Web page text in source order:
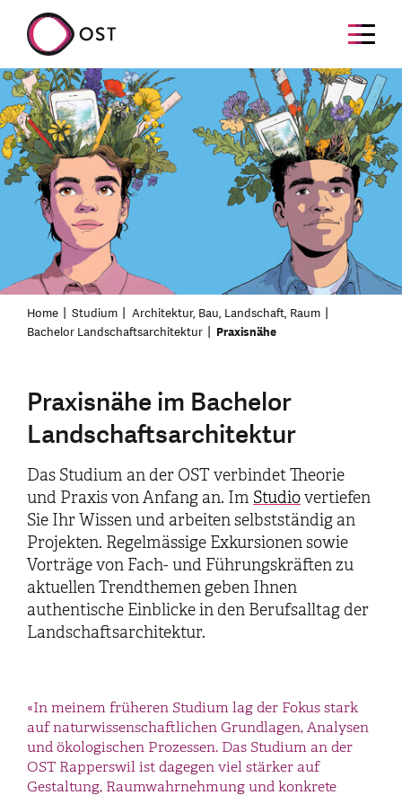
Home Studium
Architektur, Bau, Landschaft, Raum
Bachelor Landschaftsarchitektur
Praxisnähe
Praxisnähe im Bachelor
Landschaftsarchitektur
Das Studium an der OST verbindet Theorie
und Praxis von Anfang an. Im Studiovertiefen
Sie Ihr Wissen und arbeiten selbstständig an
Projekten. Regelmässige Exkursionen sowie
Vorträge von Fach- und Führungskräften zu
aktuellen Trendthemen geben Ihnen
authentische Einblicke in den Berufsalltag der
Landschaftsarchitektur.
«In meinem früheren Studium lag der Fokus stark
auf naturwissenschaftlichen Grundlagen, Analysen
und ökologischen Prozessen. Das Studium an der
OST Rapperswil ist dagegen viel stärker auf
Gestaltung, Raumwahrnehmung und konkrete